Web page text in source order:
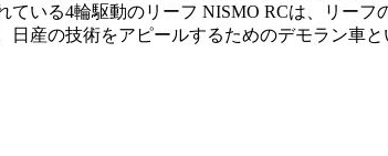
いる4輪駆動のリーフ NISMO RCは、リー
産の技術をアピールするためのデモラン車と